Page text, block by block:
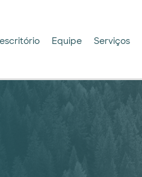
Equipe Serviços